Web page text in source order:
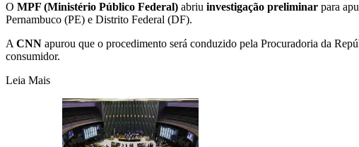
O MPF (Ministério Público Federal) abriu investigação preliminar para
Pernambuco (PE) e Distrito Federal (DF).
A CNN apurou que o procedimento será conduzido pela Procuradoria da
consumidor.
Leia Mais